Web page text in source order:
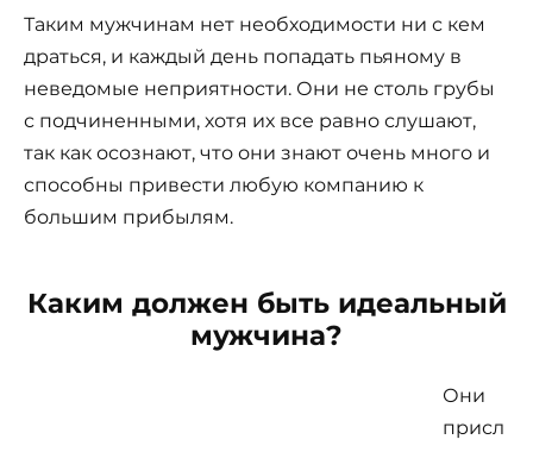
Таким мужчинам нет необходимости ни с кем
драться, и каждый день попадать пьяному в
неведомые неприятности. Они не столь грубы
с подчиненными, хотя их все равно слушают,
так как осознают, что они знают очень много и
способны привести любую компанию к
большим прибылям.
Каким должен быть идеальный
мужчина?
Они
присл